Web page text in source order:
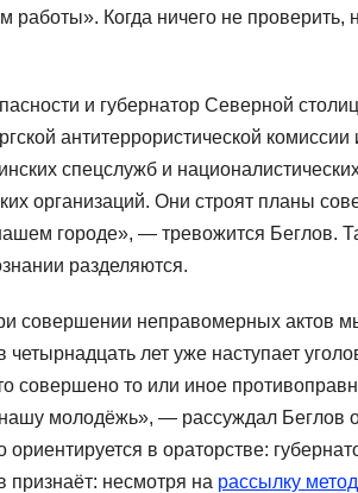
работы». Когда ничего не проверить,
и губернатор Северной
антитеррористической
спецслужб и
организаций. Они строят планы
городе», — тревожится Беглов.
разделяются.
совершении неправомерных актов
четырнадцать лет уже наступает
совершено то или иное
молодёжь», — рассуждал Беглов
в ораторстве:
несмотря на рассылку